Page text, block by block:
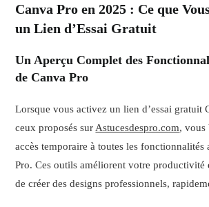
Canva Pro en 2025 : Ce que
un Lien d’Essai Gratuit
Un Aperçu Complet des
de Canva Pro
Lorsque vous activez un lien d’essai gratuit
ceux proposés sur Astucesdespro.com, vous
accès temporaire à toutes les fonctionnalités
Pro. Ces outils améliorent votre productivité
de créer des designs professionnels,